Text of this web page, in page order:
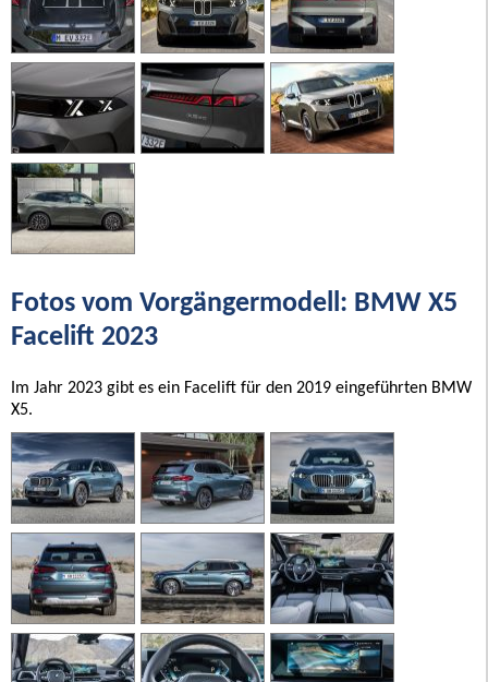
Fotos vom Vorgängermodell: BMW X5
Facelift 2023
Im Jahr 2023 gibt es ein Facelift für den 2019 eingeführten BMW
X5.